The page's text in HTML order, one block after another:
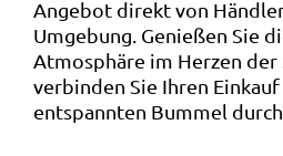
Angebot direkt von
Umgebung. Genießen Sie
Atmosphäre im Herzen der
verbinden Sie Ihren
entspannten Bummel